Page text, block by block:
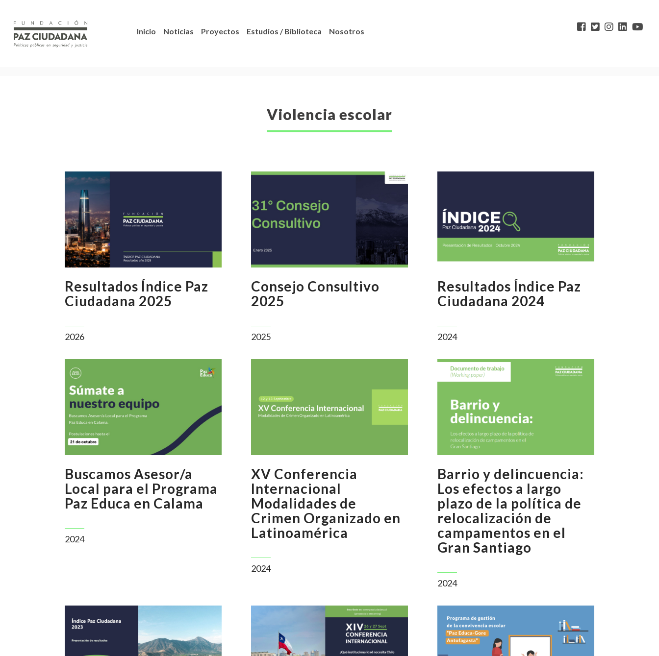
Inicio Noticias Proyectos Estudios / Biblioteca Nosotros
Violencia escolar
Resultados Índice Paz
Ciudadana 2025
2026
Consejo Consultivo
2025
2025
Resultados Índice Paz
Ciudadana 2024
2024
Buscamos Asesor/a
Local para el Programa
Paz Educa en Calama
2024
XV Conferencia
Internacional
Modalidades de
Crimen Organizado en
Latinoamérica
2024
Barrio y delincuencia:
Los efectos a largo
plazo de la política de
relocalización de
campamentos en el
Gran Santiago
2024